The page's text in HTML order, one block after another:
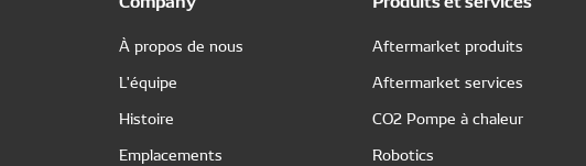
À propos de nous
L'équipe
Histoire
Emplacements
Aftermarket produits
Aftermarket services
CO2 Pompe à chaleur
Robotics